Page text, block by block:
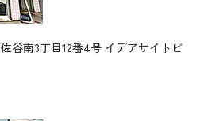
谷南3丁目12番4号 イデアサイトビ